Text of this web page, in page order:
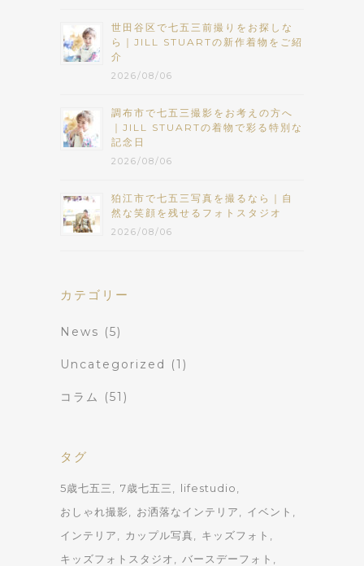
世田谷区で七五三前撮りをお探しな
ら｜JILL STUARTの新作着物をご紹
介
2026/08/06
調布市で七五三撮影をお考えの方へ
｜JILL STUARTの着物で彩る特別な
記念日
2026/08/06
狛江市で七五三写真を撮るなら｜自
然な笑顔を残せるフォトスタジオ
2026/08/06
カテゴリー
News (5)
Uncategorized (1)
コラム (51)
タグ
5歳七五三 7歳七五三
lifestudio
おしゃれ撮影
お洒落なインテリア
イベント
インテリア
カップル写真
キッズフォト
キッズフォトスタジオ
バースデーフォト